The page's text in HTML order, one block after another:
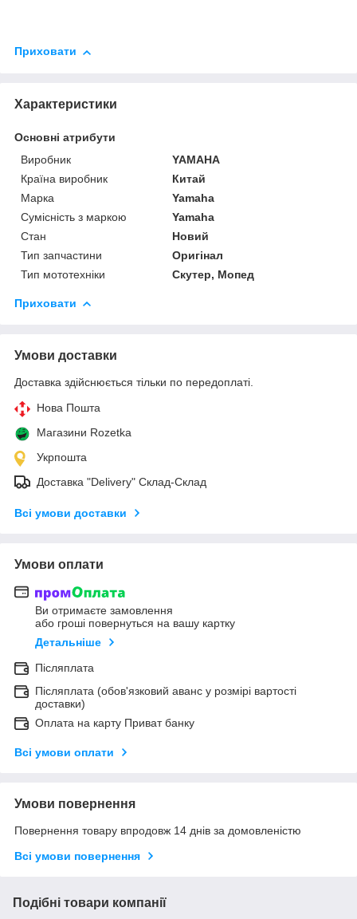
Приховати
Характеристики
Основні атрибути
Виробник
YAMAHA
Країна виробник
Китай
Марка
Yamaha
Сумісність з маркою
Yamaha
Стан
Новий
Тип запчастини
Оригінал
Тип мототехніки
Скутер, Мопед
Приховати
Умови доставки
Доставка здійснюється тільки по передоплаті.
Нова Пошта
Магазини Rozetka
Укрпошта
Доставка "Delivery" Склад-Склад
Всі умови доставки
Умови оплати
Ви отримаєте замовлення
або гроші повернуться на вашу картку
Детальніше
Післяплата
Післяплата (обов'язковий аванс у розмірі вартості
доставки)
Оплата на карту Приват банку
Всі умови оплати
Умови повернення
Повернення товару впродовж 14 днів за домовленістю
Всі умови повернення
Подібні товари компанії